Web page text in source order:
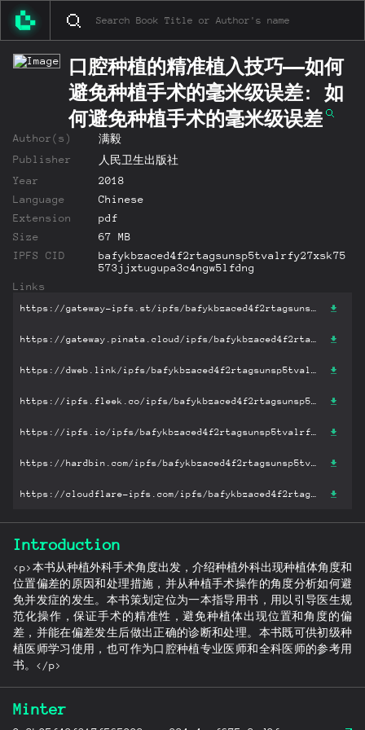
口腔种植的精准植入技巧——如何
避免种植手术的毫米级误差: 如
何避免种植手术的毫米级误差
Author(s)
满毅
Publisher
人民卫生出版社
Year
2018
Language
Chinese
Extension
pdf
Size
67 MB
IPFS CID
bafykbzaced4f2rtagsunsp5tvalrfy27xsk75
573jjxtugupa3c4ngw5lfdng
Links
Introduction
<p>本书从种植外科手术角度出发，介绍种植外科出现种植体角度和
位置偏差的原因和处理措施，并从种植手术操作的角度分析如何避
免并发症的发生。本书策划定位为一本指导用书，用以引导医生规
范化操作，保证手术的精准性，避免种植体出现位置和角度的偏
差，并能在偏差发生后做出正确的诊断和处理。本书既可供初级种
植医师学习使用，也可作为口腔种植专业医师和全科医师的参考用
书。</p>
Minter